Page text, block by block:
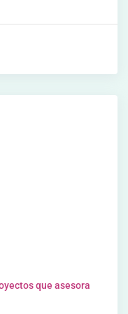
que asesora